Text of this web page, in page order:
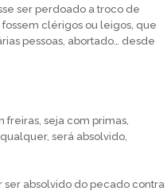
ser perdoado a troco de
clérigos ou leigos, que
pessoas, abortado… desde
seja com primas,
será absolvido,
absolvido do pecado contra